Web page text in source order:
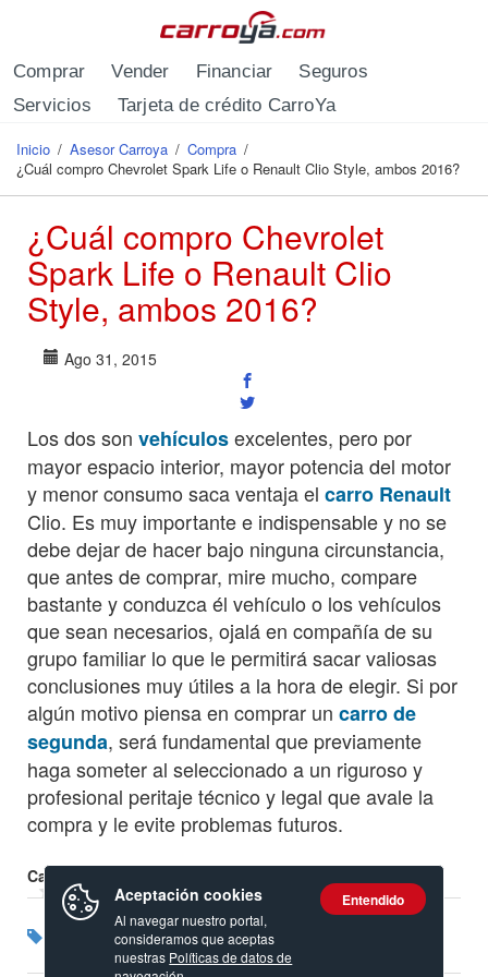
Comprar Vender Financiar
Seguros
Servicios
Tarjeta de crédito CarroYa
Se encuentra usted aquí
Inicio / Asesor Carroya / Compra /
¿Cuál compro Chevrolet Spark Life o Renault Clio Style, ambos 2016?
¿Cuál compro Chevrolet
Spark Life o Renault Clio
Style, ambos 2016?
Ago 31, 2015
Los dos son vehículosexcelentes, pero por
mayor espacio interior, mayor potencia del motor
y menor consumo saca ventaja el carro Renault
Clio. Es muy importante e indispensable y no se
debe dejar de hacer bajo ninguna circunstancia,
que antes de comprar, mire mucho, compare
bastante y conduzca él vehículo o los vehículos
que sean necesarios, ojalá en compañía de su
grupo familiar lo que le permitirá sacar valiosas
conclusiones muy útiles a la hora de elegir. Si por
algún motivo piensa en comprar un carro de
segunda, será fundamental que previamente
haga someter al seleccionado a un riguroso y
profesional peritaje técnico y legal que avale la
compra y le evite problemas futuros.
Calificación:
Carros Modelo 2016 Spark
Aceptación cookies
Al navegar nuestro portal,
consideramos que aceptas
nuestras Políticas de datos de
Entendido